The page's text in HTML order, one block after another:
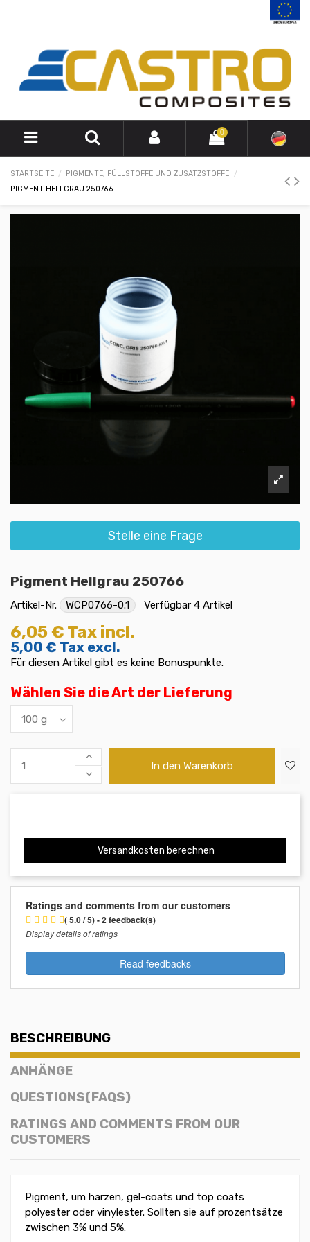
0
STARTSEITE
PIGMENTE, FÜLLSTOFFE UND ZUSATZSTOFFE
PIGMENT HELLGRAU 250766
Stelle eine Frage
Pigment Hellgrau 250766
Artikel-Nr. WCP0766-0.1 Verfügbar 4 Artikel
6,05 € Tax incl.
5,00 € Tax excl.
Für diesen Artikel gibt es keine Bonuspunkte.
Wählen Sie die Art der Lieferung
In den Warenkorb
Versandkosten berechnen
Ratings and comments from our customers
( 5.0 / 5) - 2 feedback(s)
Display details of ratings
Read feedbacks
BESCHREIBUNG
ANHÄNGE
QUESTIONS(FAQS)
RATINGS AND COMMENTS FROM OUR
CUSTOMERS
Pigment, um harzen, gel-coats und top coats
polyester oder vinylester. Sollten sie auf prozentsätze
zwischen 3% und 5%.